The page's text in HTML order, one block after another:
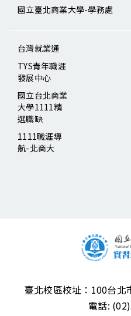
臺北校區校址： 100台北
電話:
國立臺北商業大學-學務處
台灣就業通
TYS青年職涯
發展中心
國立台北商業
大學1111精
選職缺
1111職涯導
航-北商大